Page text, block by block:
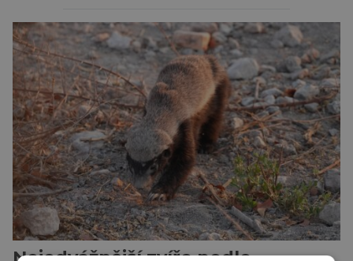
pouze reagují na změny prostředí. Moderní
výzkum však ukazuje, že skutečnost je mnohem
zajímavější. Rostliny totiž dokážou své okolí
vnímat prostřednictvím mechanických podnětů
a samy také vydávají zvuky […]